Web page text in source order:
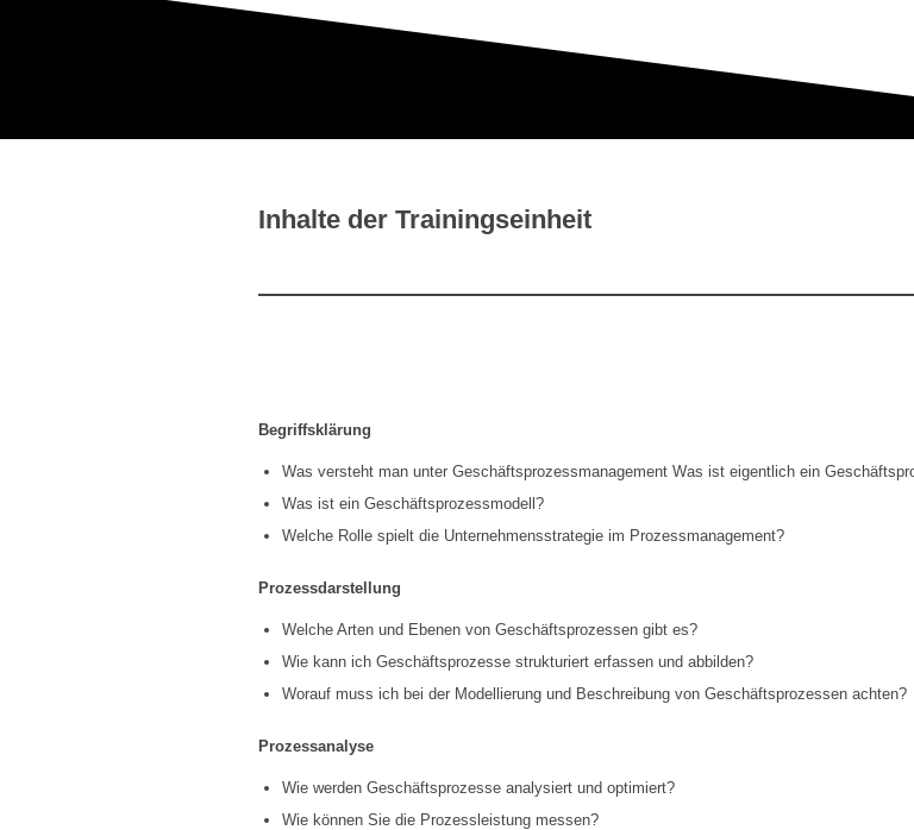
Inhalte der Trainingseinheit
Begriffsklärung
Was versteht man unter Geschäftsprozessmanagement Was ist eigentlich ein
Was ist ein Geschäftsprozessmodell?
Welche Rolle spielt die Unternehmensstrategie im Prozessmanagement?
Prozessdarstellung
Welche Arten und Ebenen von Geschäftsprozessen gibt es?
Wie kann ich Geschäftsprozesse strukturiert erfassen und abbilden?
Worauf muss ich bei der Modellierung und Beschreibung von Geschäftsprozessen achten?
Prozessanalyse
Wie werden Geschäftsprozesse analysiert und optimiert?
Wie können Sie die Prozessleistung messen?